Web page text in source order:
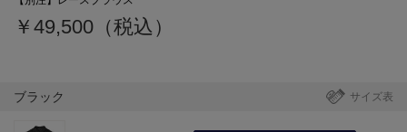
￥49,500（税込）
サイズ表
ブラック